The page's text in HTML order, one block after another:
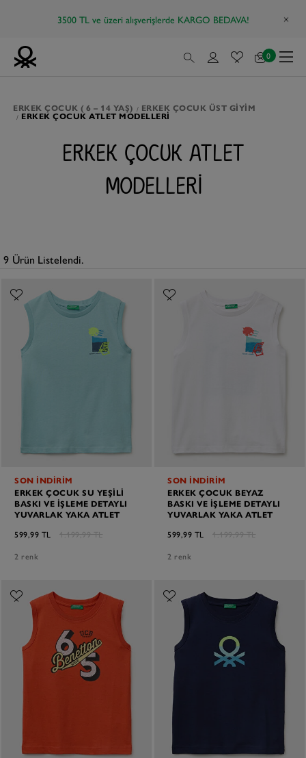
3500 TL ve üzeri alışverişlerde KARGO BEDAVA!
0
ERKEK ÇOCUK ( 6 – 14 YAŞ) ERKEK ÇOCUK ÜST GIYIM
ERKEK ÇOCUK ATLET MODELLERI
ERKEK ÇOCUK ATLET
MODELLERI
9 Ürün Listelendi.
SON İNDİRİM
ERKEK ÇOCUK SU YEŞILI
BASKI VE İŞLEME DETAYLI
YUVARLAK YAKA ATLET
599,99 TL
1.199,99 TL
2 renk
SON İNDİRİM
ERKEK ÇOCUK BEYAZ
BASKI VE İŞLEME DETAYLI
YUVARLAK YAKA ATLET
599,99 TL
1.199,99 TL
2 renk